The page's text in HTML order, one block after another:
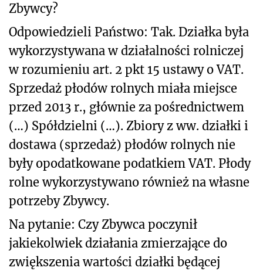
Zbywcy?
Odpowiedzieli Państwo: Tak. Działka była
wykorzystywana w działalności rolniczej
w rozumieniu art. 2 pkt 15 ustawy o VAT.
Sprzedaż płodów rolnych miała miejsce
przed 2013 r., głównie za pośrednictwem
(…) Spółdzielni (…). Zbiory z ww. działki i
dostawa (sprzedaż) płodów rolnych nie
były opodatkowane podatkiem VAT. Płody
rolne wykorzystywano również na własne
potrzeby Zbywcy.
Na pytanie: Czy Zbywca poczynił
jakiekolwiek działania zmierzające do
zwiększenia wartości działki będącej